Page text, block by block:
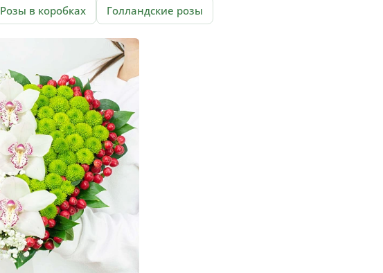
Розы в коробках Голландские розы